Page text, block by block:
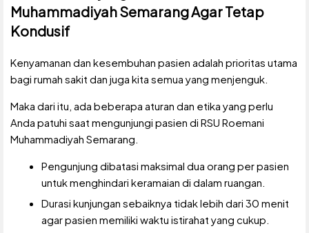
Muhammadiyah Semarang Agar Tetap
Kondusif
Kenyamanan dan kesembuhan pasien adalah prioritas utama
bagi rumah sakit dan juga kita semua yang menjenguk.
Maka dari itu, ada beberapa aturan dan etika yang perlu
Anda patuhi saat mengunjungi pasien di RSU Roemani
Muhammadiyah Semarang.
Pengunjung dibatasi maksimal dua orang per pasien
untuk menghindari keramaian di dalam ruangan.
Durasi kunjungan sebaiknya tidak lebih dari 30 menit
agar pasien memiliki waktu istirahat yang cukup.